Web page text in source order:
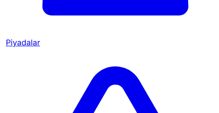
Piyadalar